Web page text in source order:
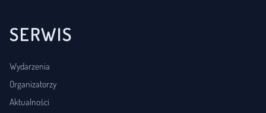
SERWIS
Wydarzenia
Organizatorzy
Aktualności